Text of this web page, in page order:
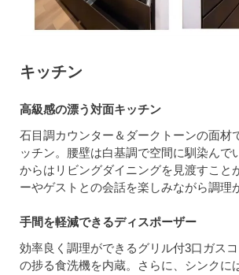
キッチン
高級感の漂う対面キッチン
石目調カウンター＆ダークトーンの面材
ッチン。腰壁は白基調で空間に馴染んで
からはリビングダイニングを見渡すこと
ーやゲストとの会話を楽しみながら調理
手間を軽減できるディスポーザー
効率良く調理ができるグリル付3口ガス
の捗る食洗機を内蔵。さらに、シンクに